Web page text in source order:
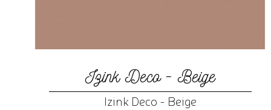
Izink Deco - Beige
Izink Deco - Beige